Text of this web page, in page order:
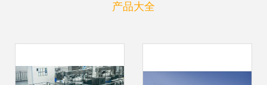
产品大全